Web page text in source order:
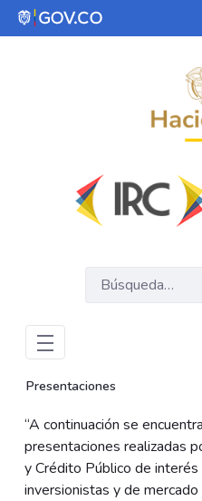
Saltar al contenido principal
Presentaciones
“A continuación se
presentaciones realizadas
y Crédito Público de interés
inversionistas y de mercado